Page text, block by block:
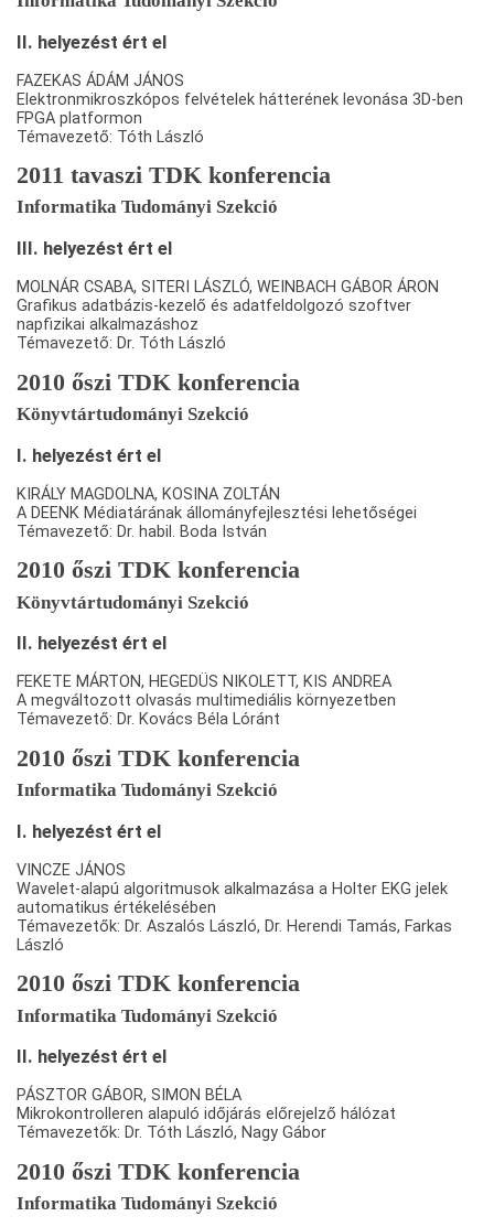
II. helyezést ért el
FAZEKAS ÁDÁM JÁNOS
Elektronmikroszkópos felvételek hátterének levonása 3D-ben
FPGA platformon
Témavezető: Tóth László
2011 tavaszi TDK konferencia
Informatika Tudományi Szekció
III. helyezést ért el
MOLNÁR CSABA, SITERI LÁSZLÓ, WEINBACH GÁBOR ÁRON
Grafikus adatbázis-kezelő és adatfeldolgozó szoftver
napfizikai alkalmazáshoz
Témavezető: Dr. Tóth László
2010 őszi TDK konferencia
Könyvtártudományi Szekció
I. helyezést ért el
KIRÁLY MAGDOLNA, KOSINA ZOLTÁN
A DEENK Médiatárának állományfejlesztési lehetőségei
Témavezető: Dr. habil. Boda István
2010 őszi TDK konferencia
Könyvtártudományi Szekció
II. helyezést ért el
FEKETE MÁRTON, HEGEDÜS NIKOLETT, KIS ANDREA
A megváltozott olvasás multimediális környezetben
Témavezető: Dr. Kovács Béla Lóránt
2010 őszi TDK konferencia
Informatika Tudományi Szekció
I. helyezést ért el
VINCZE JÁNOS
Wavelet-alapú algoritmusok alkalmazása a Holter EKG jelek
automatikus értékelésében
Témavezetők: Dr. Aszalós László, Dr. Herendi Tamás, Farkas
László
2010 őszi TDK konferencia
Informatika Tudományi Szekció
II. helyezést ért el
PÁSZTOR GÁBOR, SIMON BÉLA
Mikrokontrolleren alapuló időjárás előrejelző hálózat
Témavezetők: Dr. Tóth László, Nagy Gábor
2010 őszi TDK konferencia
Informatika Tudományi Szekció